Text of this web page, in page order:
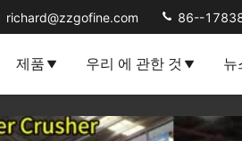
richard@zzgofine.com 86--
제품 우리 에 관한 것 뉴